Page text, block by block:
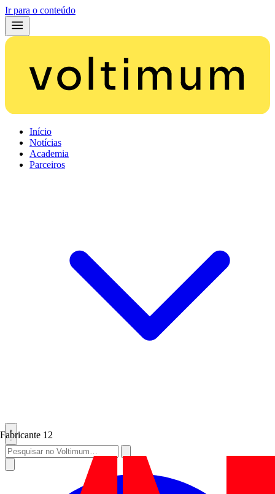
Ir para o conteúdo
Início
Notícias
Academia
Parceiros
Fabricante 12